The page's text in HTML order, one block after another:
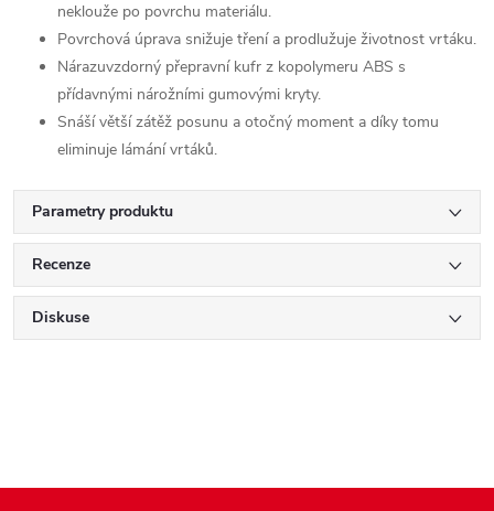
neklouže po povrchu materiálu.
Povrchová úprava snižuje tření a prodlužuje životnost vrtáku.
Nárazuvzdorný přepravní kufr z kopolymeru ABS s
přídavnými nárožními gumovými kryty.
Snáší větší zátěž posunu a otočný moment a díky tomu
eliminuje lámání vrtáků.
Parametry produktu
Recenze
Diskuse